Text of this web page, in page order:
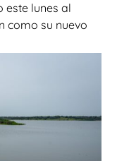
este lunes al
como su nuevo